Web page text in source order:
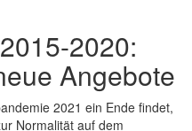
2020:
Angebote
2021 ein Ende findet,
Normalität auf dem